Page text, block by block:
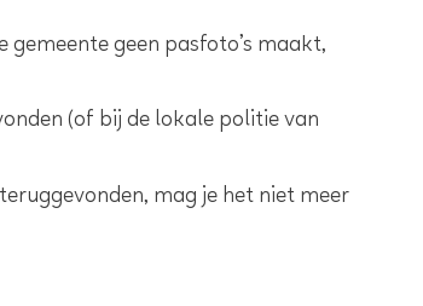
gemeente geen pasfoto’s maakt,
(of bij de lokale politie van
mag je het niet meer